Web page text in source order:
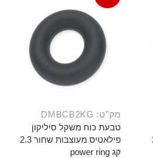
מק"ט: DMBCB2KG
טבעת כוח משקל סיליקון
פילאטיס מעוצבות שחור 2.3
קג power ring